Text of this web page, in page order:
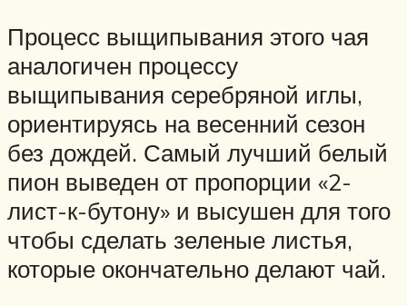
Процесс выщипывания этого чая
аналогичен процессу
выщипывания серебряной иглы,
ориентируясь на весенний сезон
без дождей. Самый лучший белый
пион выведен от пропорции «2-
лист-к-бутону» и высушен для того
чтобы сделать зеленые листья,
которые окончательно делают чай.